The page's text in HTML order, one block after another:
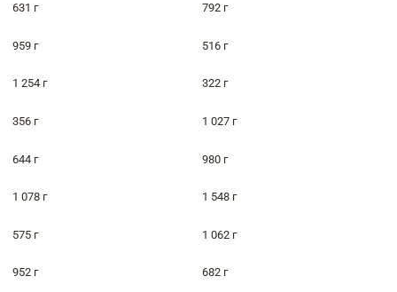
631 г 792 г
959 г 516 г
1 254 г 322 г
356 г 1 027 г
644 г 980 г
1 078 г 1 548 г
575 г 1 062 г
952 г 682 г